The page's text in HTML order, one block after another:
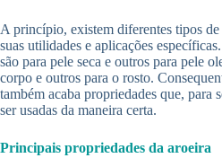
A princípio, existem diferentes tipos de
suas utilidades e aplicações
são para pele seca e outros para pele
corpo e outros para o rosto.
também acaba propriedades que, para
ser usadas da maneira certa.
Principais propriedades da aroeira